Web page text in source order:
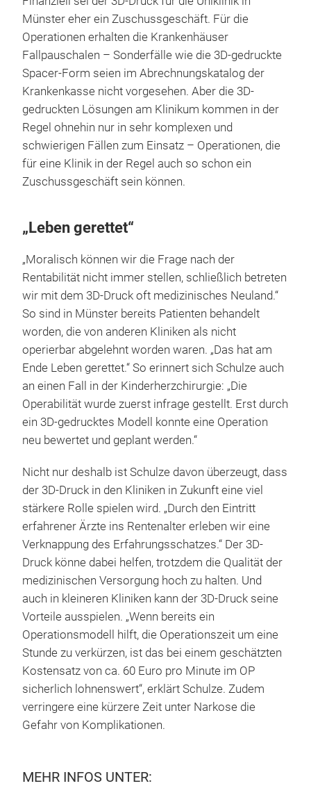
Münster eher ein Zuschussgeschäft. Für die
Operationen erhalten die Krankenhäuser
Fallpauschalen – Sonderfälle wie die 3D-gedruckte
Spacer-Form seien im Abrechnungskatalog der
Krankenkasse nicht vorgesehen. Aber die 3D-
gedruckten Lösungen am Klinikum kommen in der
Regel ohnehin nur in sehr komplexen und
schwierigen Fällen zum Einsatz – Operationen, die
für eine Klinik in der Regel auch so schon ein
Zuschussgeschäft sein können.
„Leben gerettet“
„Moralisch können wir die Frage nach der
Rentabilität nicht immer stellen, schließlich betreten
wir mit dem 3D-Druck oft medizinisches Neuland.“
So sind in Münster bereits Patienten behandelt
worden, die von anderen Kliniken als nicht
operierbar abgelehnt worden waren. „Das hat am
Ende Leben gerettet.“ So erinnert sich Schulze auch
an einen Fall in der Kinderherzchirurgie: „Die
Operabilität wurde zuerst infrage gestellt. Erst durch
ein 3D-gedrucktes Modell konnte eine Operation
neu bewertet und geplant werden.“
Nicht nur deshalb ist Schulze davon überzeugt, dass
der 3D-Druck in den Kliniken in Zukunft eine viel
stärkere Rolle spielen wird. „Durch den Eintritt
erfahrener Ärzte ins Rentenalter erleben wir eine
Verknappung des Erfahrungsschatzes.“ Der 3D-
Druck könne dabei helfen, trotzdem die Qualität der
medizinischen Versorgung hoch zu halten. Und
auch in kleineren Kliniken kann der 3D-Druck seine
Vorteile ausspielen. „Wenn bereits ein
Operationsmodell hilft, die Operationszeit um eine
Stunde zu verkürzen, ist das bei einem geschätzten
Kostensatz von ca. 60 Euro pro Minute im OP
sicherlich lohnenswert“, erklärt Schulze. Zudem
verringere eine kürzere Zeit unter Narkose die
Gefahr von Komplikationen.
MEHR INFOS UNTER: